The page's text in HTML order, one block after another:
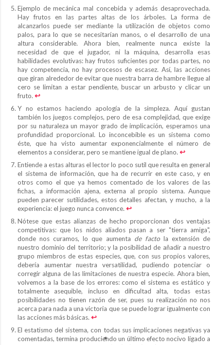
Ejemplo de mecánica mal concebida y además desaprovechada.
Hay frutos en las partes altas de los árboles. La forma de
alcanzarlos puede ser mediante la utilización de objetos como
palos, para lo que se necesitarían manos, o el desarrollo de una
altura considerable. Ahora bien, realmente nunca existe la
necesidad de que el jugador, ni la máquina, desarrolla esas
habilidades evolutivas: hay frutos suficientes por todas partes, no
hay competencia, no hay procesos de escasez. Así, las acciones
que giran alrededor de evitar que nuestra barra de hambre llegue al
cero se limitan a estar pendiente, buscar un arbusto y clicar un
fruto. ↩︎
Y no estamos haciendo apología de la simpleza. Aquí gustan
también los juegos complejos, pero de esa complejidad, que exige
por su naturaleza un mayor grado de implicación, esperamos una
profundidad proporcional. Lo inconcebible es un sistema como
éste, que ha visto aumentar exponencialmente el número de
elementos a considerar, pero se mantiene igual de plano. ↩︎
Entiende a estas alturas el lector lo poco sutil que resulta en general
el sistema de información, que ha de recurrir en este caso, y en
otros como el que ya hemos comentado de los valores de las
fichas, a información ajena, externa al propio sistema. Aunque
pueden parecer sutilidades, estos detalles afectan, y mucho, a la
experiencia: el juego nunca convence. ↩︎
Nótese que estas alianzas de hecho proporcionan dos ventajas
competitivas: que los nidos aliados pasan a ser "tierra amiga",
donde nos curamos, lo que aumenta de factola extensión de
nuestro dominio del territorio; y la posibilidad de añadir a nuestro
grupo miembros de estas especies, que, con sus propios valores,
debería aumentar nuestra versatilidad, pudiendo potenciar o
corregir alguna de las limitaciones de nuestra especie. Ahora bien,
volvemos a la base de los errores: como el sistema es estático y
totalmente asequible, incluso en dificultad alta, todas estas
posibilidades no tienen razón de ser, pues su realización no nos
acerca para nada a una victoria que se puede lograr igualmente con
las acciones más básicas. ↩︎
El estatismo del sistema, con todas sus implicaciones negativas ya
comentadas, termina produciendo un último efecto nocivo ligado a